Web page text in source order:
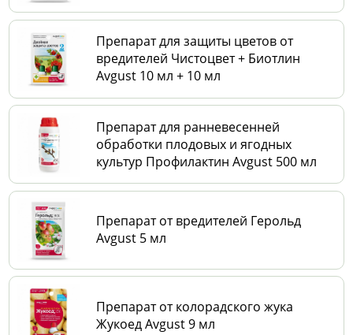
Препарат для защиты цветов от
вредителей Чистоцвет + Биотлин
Avgust 10 мл + 10 мл
Препарат для ранневесенней
обработки плодовых и ягодных
культур Профилактин Avgust 500 мл
Препарат от вредителей Герольд
Avgust 5 мл
Препарат от колорадского жука
Жукоед Avgust 9 мл